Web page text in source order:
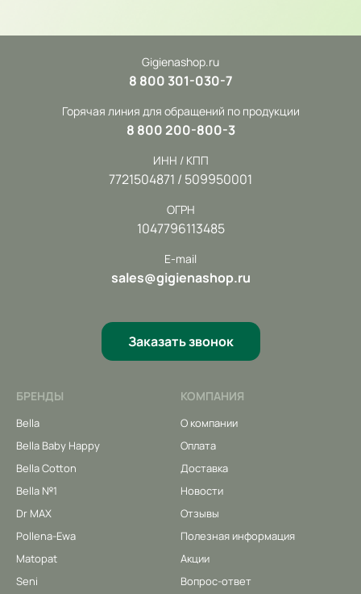
Gigienashop.ru
8 800 301-030-7
Горячая линия для обращений по продукции
8 800 200-800-3
ИНН / КПП
7721504871 / 509950001
ОГРН
1047796113485
E-mail
sales@gigienashop.ru
Заказать звонок
БРЕНДЫ
Bella
Bella Baby Happy
Bella Cotton
Bella №1
Dr MAX
Pollena-Ewa
Matopat
Seni
КОМПАНИЯ
О компании
Оплата
Доставка
Новости
Отзывы
Полезная информация
Акции
Вопрос-ответ